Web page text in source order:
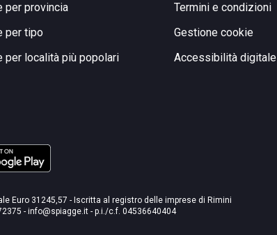
per provincia
per tipo
per località più popolari
Termini e condizioni
Gestione cookie
Accessibilità digitale
Euro 31245,57 - Iscritta al registro delle imprese di Rimini
- info@spiagge.it - p.i./c.f. 04536640404